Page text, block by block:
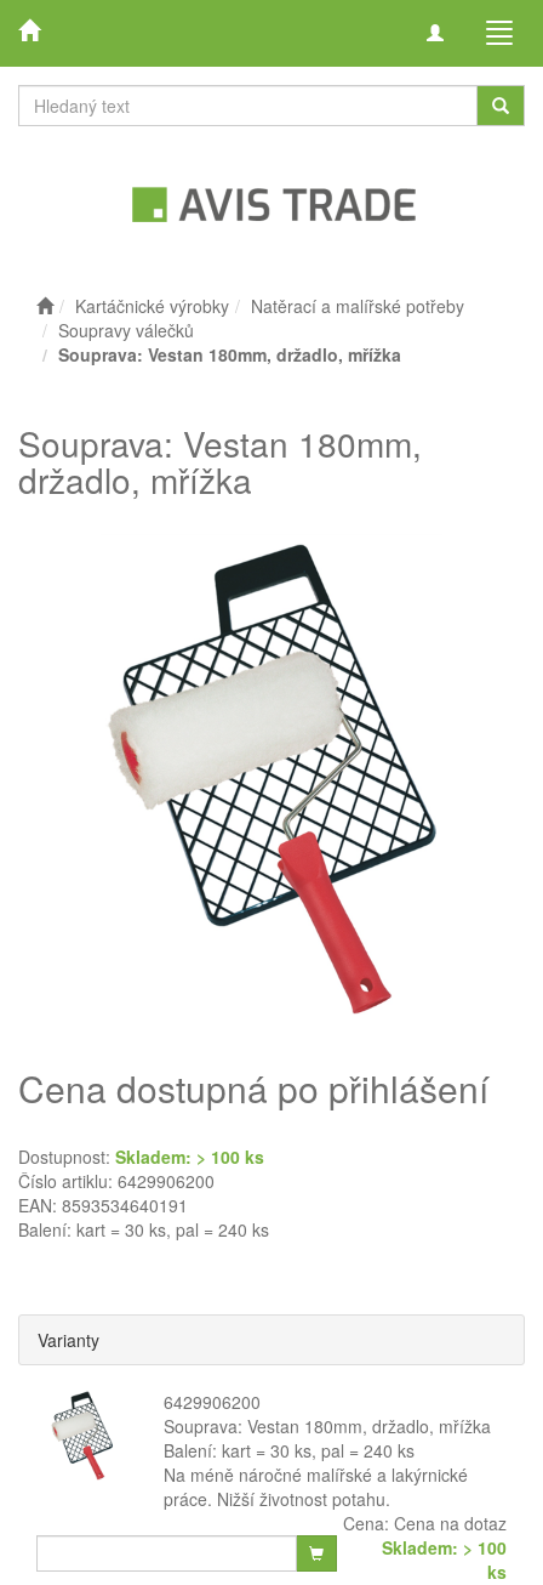
Toggle
Kartáčnické výrobky
Natěrací a malířské potřeby
Soupravy válečků
Souprava: Vestan 180mm, držadlo, mřížka
Souprava: Vestan 180mm,
držadlo, mřížka
Cena dostupná po přihlášení
Dostupnost: Skladem: > 100 ks
Číslo artiklu: 6429906200
EAN: 8593534640191
Balení: kart = 30 ks, pal = 240 ks
Varianty
6429906200
Souprava: Vestan 180mm, držadlo, mřížka
Balení: kart = 30 ks, pal = 240 ks
Na méně náročné malířské a lakýrnické
práce. Nižší životnost potahu.
Cena: Cena na dotaz
Skladem: > 100
ks